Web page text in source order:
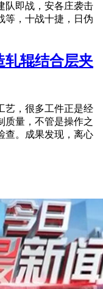
队即战，安各庄袭击
等，十战十捷，日伪
轧辊结合层夹
艺，很多工件正是经
质量，不管是操作之
查。成果发现，离心